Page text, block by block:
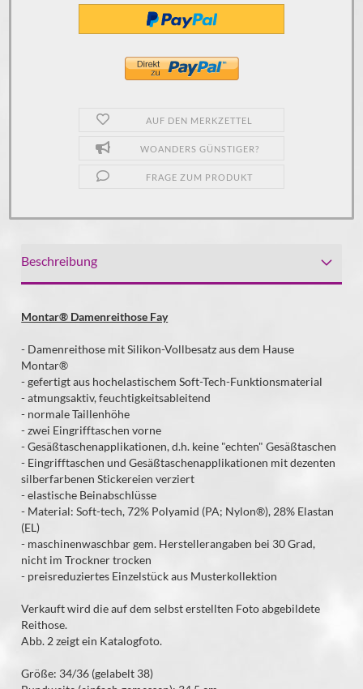
AUF DEN MERKZETTEL
WOANDERS GÜNSTIGER?
FRAGE ZUM PRODUKT
Beschreibung
Montar® Damenreithose Fay
- Damenreithose mit Silikon-Vollbesatz aus dem Hause
Montar®
- gefertigt aus hochelastischem Soft-Tech-Funktionsmaterial
- atmungsaktiv, feuchtigkeitsableitend
- normale Taillenhöhe
- zwei Eingrifftaschen vorne
- Gesäßtaschenapplikationen, d.h. keine "echten" Gesäßtaschen
- Eingrifftaschen und Gesäßtaschenapplikationen mit dezenten
silberfarbenen Stickereien verziert
- elastische Beinabschlüsse
- Material: Soft-tech, 72% Polyamid (PA; Nylon®), 28% Elastan
(EL)
- maschinenwaschbar gem. Herstellerangaben bei 30 Grad,
nicht im Trockner trocken
- preisreduziertes Einzelstück aus Musterkollektion
Verkauft wird die auf dem selbst erstellten Foto abgebildete
Reithose.
Abb. 2 zeigt ein Katalogfoto.
Größe: 34/36 (gelabelt 38)